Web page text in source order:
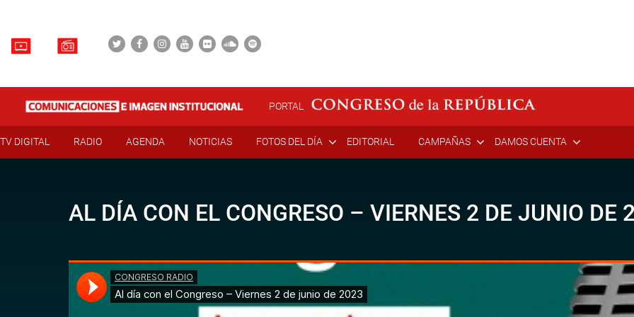
PORTAL
TV DIGITAL RADIO AGENDA NOTICIAS FOTOS DEL DÍA EDITORIAL CAMPAÑAS DAMOS CUENTA
AL DÍA CON EL CONGRESO – VIERNES 2 DE JUNIO DE